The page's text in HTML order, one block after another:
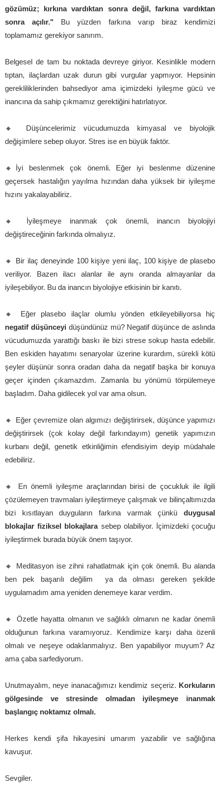
gözümüz; kırkına vardıktan sonra değil, farkına vardıktan
sonra açılır." Bu yüzden farkına varıp biraz kendimizi
toplamamız gerekiyor sanırım.
Belgesel de tam bu noktada devreye giriyor. Kesinlikle modern
tıptan, ilaçlardan uzak durun gibi vurgular yapmıyor. Hepsinin
gerekliliklerinden bahsediyor ama içimizdeki iyileşme gücü ve
inancına da sahip çıkmamız gerektiğini hatırlatıyor.
🔸 Düşüncelerimiz vücudumuzda kimyasal ve biyolojik
değişimlere sebep oluyor. Stres ise en büyük faktör.
🔸İyi beslenmek çok önemli. Eğer iyi beslenme düzenine
geçersek hastalığın yayılma hızından daha yüksek bir iyileşme
hızını yakalayabiliriz.
🔸 İyileşmeye inanmak çok önemli, inancın biyolojiyi
değiştireceğinin farkında olmalıyız.
🔸 Bir ilaç deneyinde 100 kişiye yeni ilaç, 100 kişiye de plasebo
veriliyor. Bazen ilacı alanlar ile aynı oranda almayanlar da
iyileşebiliyor. Bu da inancın biyolojiye etkisinin bir kanıtı.
🔸 Eğer plasebo ilaçlar olumlu yönden etkileyebiliyorsa hiç
negatif düşünceyi düşündünüz mü? Negatif düşünce de aslında
vücudumuzda yarattığı baskı ile bizi strese sokup hasta edebilir.
Ben eskiden hayatımı senaryolar üzerine kurardım, sürekli kötü
şeyler düşünür sonra oradan daha da negatif başka bir konuya
geçer içinden çıkamazdım. Zamanla bu yönümü törpülemeye
başladım. Daha gidilecek yol var ama olsun.
🔸 Eğer çevremize olan algımızı değiştirirsek, düşünce yapımızı
değiştirirsek (çok kolay değil farkındayım) genetik yapımızın
kurbanı değil, genetik etkinliğimin efendisiyim deyip müdahale
edebiliriz.
🔸 En önemli iyileşme araçlarından birisi de çocukluk ile ilgili
çözülemeyen travmaları iyileştirmeye çalışmak ve bilinçaltımızda
bizi kısıtlayan duyguların farkına varmak çünkü duygusal
blokajlar fiziksel blokajlarasebep olabiliyor. İçimizdeki çocuğu
iyileştirmek burada büyük önem taşıyor.
🔸 Meditasyon ise zihni rahatlatmak için çok önemli. Bu alanda
ben pek başarılı değilim ya da olması gereken şekilde
uygulamadım ama yeniden denemeye karar verdim.
🔸 Özetle hayatta olmanın ve sağlıklı olmanın ne kadar önemli
olduğunun farkına varamıyoruz. Kendimize karşı daha özenli
olmalı ve neşeye odaklanmalıyız. Ben yapabiliyor muyum? Az
ama çaba sarfediyorum.
Unutmayalım, neye inanacağımızı kendimiz seçeriz. Korkuların
gölgesinde ve stresinde olmadan iyileşmeye inanmak
başlangıç noktamız olmalı.
Herkes kendi şifa hikayesini umarım yazabilir ve sağlığına
kavuşur.
Sevgiler.